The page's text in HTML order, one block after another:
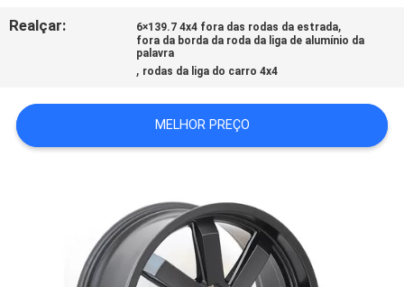
MAPA
SITE
PRIVACY
Realçar: 6×139.7 4x4 fora das rodas da estrada,
fora da borda da roda da liga de alumínio da
palavra
, rodas da liga do carro 4x4
MELHOR PREÇO